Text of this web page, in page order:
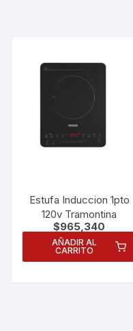
Estufa Induccion 1pto
120v Tramontina
$965,340
AÑADIR AL
CARRITO